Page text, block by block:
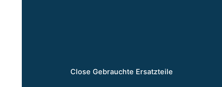
Close Gebrauchte Ersatzteile